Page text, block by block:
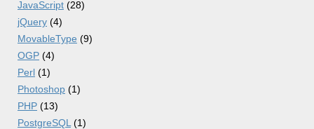
JavaScript (28)
jQuery (4)
MovableType (9)
OGP (4)
Perl (1)
Photoshop (1)
PHP (13)
PostgreSQL (1)